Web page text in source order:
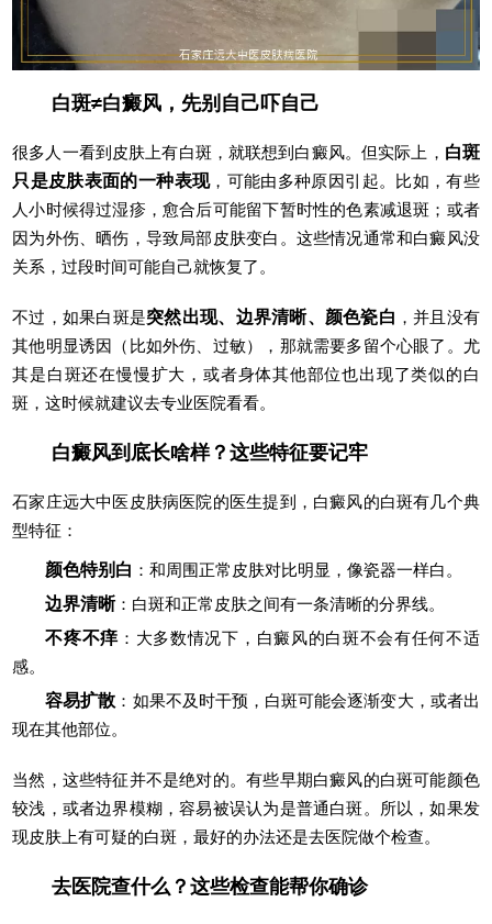
白斑≠白癜风，先别自己吓自己
很多人一看到皮肤上有白斑，就联想到白癜风。但实际上， 白斑
只是皮肤表面的一种表现，可能由多种原因引起。比如，有些
人小时候得过湿疹，愈合后可能留下暂时性的色素减退斑；或者
因为外伤、晒伤，导致局部皮肤变白。这些情况通常和白癜风没
关系，过段时间可能自己就恢复了。
不过，如果白斑是突然出现、边界清晰、颜色瓷白 ，并且没有
其他明显诱因（比如外伤、过敏），那就需要多留个心眼了。尤
其是白斑还在慢慢扩大，或者身体其他部位也出现了类似的白
斑，这时候就建议去专业医院看看。
白癜风到底长啥样？这些特征要记牢
石家庄远大中医皮肤病医院的医生提到，白癜风的白斑有几个典
型特征：
颜色特别白 ：和周围正常皮肤对比明显，像瓷器一样白。
边界清晰：白斑和正常皮肤之间有一条清晰的分界线。
不疼不痒：大多数情况下，白癜风的白斑不会有任何不适
感。
容易扩散 ：如果不及时干预，白斑可能会逐渐变大，或者出
现在其他部位。
当然，这些特征并不是绝对的。有些早期白癜风的白斑可能颜色
较浅，或者边界模糊，容易被误认为是普通白斑。所以，如果发
现皮肤上有可疑的白斑，最好的办法还是去医院做个检查。
去医院查什么？这些检查能帮你确诊